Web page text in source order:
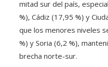
mitad sur del país,
%), Cádiz (17,95 %) y
que los menores niveles
%) y Soria (6,2 %),
brecha norte-sur.